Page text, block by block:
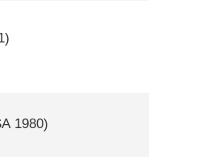
1980)